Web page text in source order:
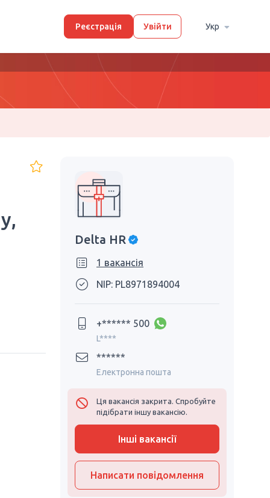
Реєстрація Увійти Укр
Delta HR
1 вакансія
NIP: PL8971894004
+****** 500
L****
******
Електронна пошта
Ця вакансія закрита. Спробуйте
підібрати іншу вакансію.
Інші вакансії
Написати повідомлення